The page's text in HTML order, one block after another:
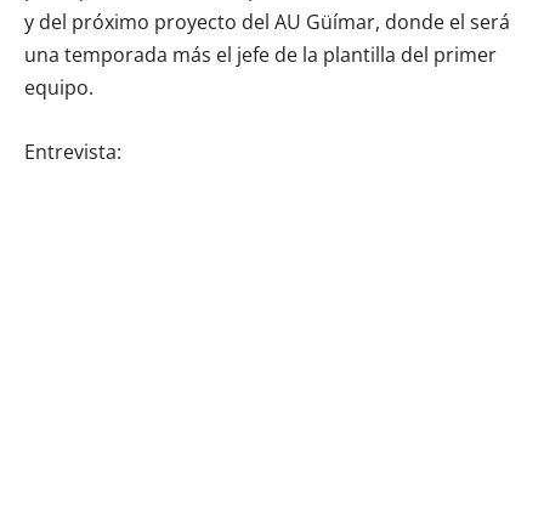
y del próximo proyecto del AU Güímar, donde el será
una temporada más el jefe de la plantilla del primer
equipo.
Entrevista: